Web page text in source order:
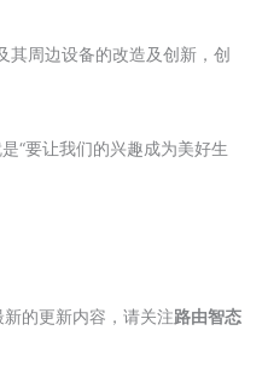
其周边设备的改造及创新，创
是“要让我们的兴趣成为美好生
的更新内容，请关注路由智态